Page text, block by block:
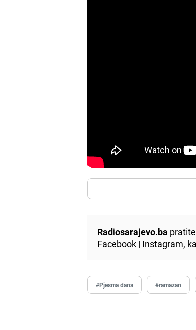
Radiosarajevo.ba
Facebook | Instagram,
#Pjesma dana #ramazan